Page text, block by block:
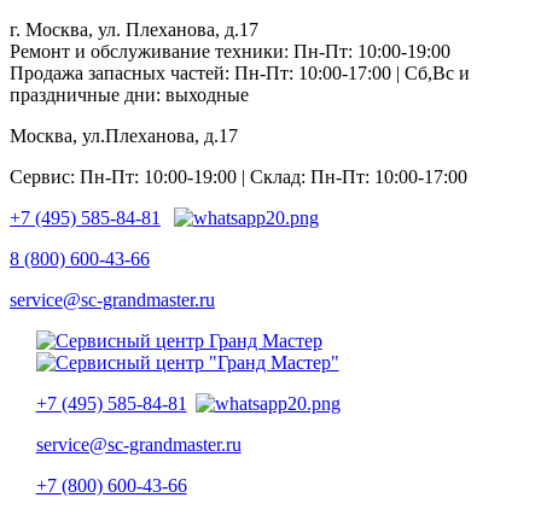
г. Москва, ул. Плеханова, д.17
Ремонт и обслуживание техники: Пн-Пт: 10:00-19:00
Продажа запасных частей: Пн-Пт: 10:00-17:00 | Сб,Вс и
праздничные дни: выходные
Москва, ул.Плеханова, д.17
Сервис: Пн-Пт: 10:00-19:00 | Склад: Пн-Пт: 10:00-17:00
+7 (495) 585-84-81
8 (800) 600-43-66
service@sc-grandmaster.ru
+7 (495) 585-84-81
service@sc-grandmaster.ru
+7 (800) 600-43-66